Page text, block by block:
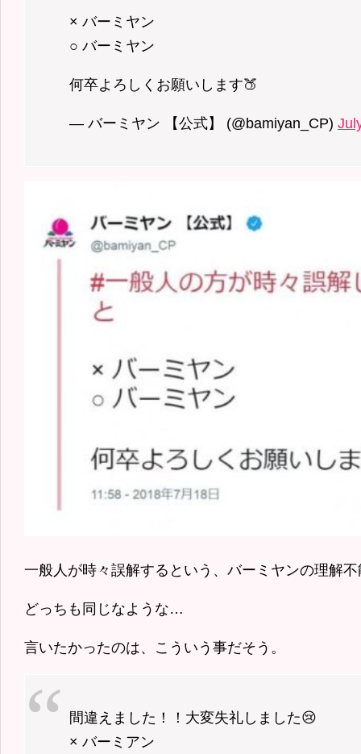
× バーミヤン
○ バーミヤン
何卒よろしくお願いします🍑
— バーミヤン 【公式】 (@bamiyan_CP)
一般人が時々誤解するという、バーミヤンの理解
どっちも同じなような…
言いたかったのは、こういう事だそう。
間違えました！！大変失礼しました😢
× バーミアン